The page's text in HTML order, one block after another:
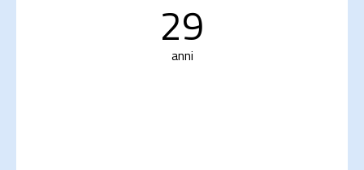
29
anni